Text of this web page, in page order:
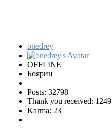
onedrey
OFFLINE
Боярин
Posts: 32798
Thank you received: 1249
Karma: 23